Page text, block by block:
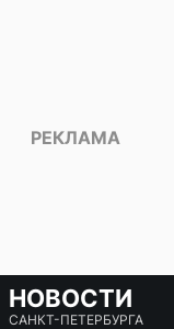
НОВОСТИ
САНКТ-ПЕТЕРБУРГА